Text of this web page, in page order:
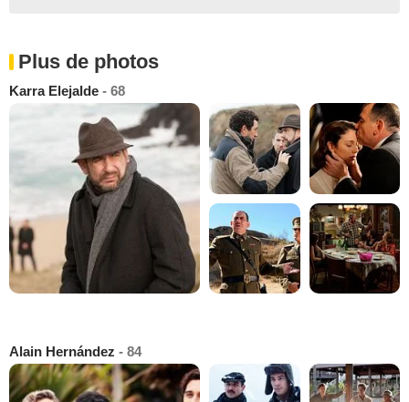
Plus de photos
Karra Elejalde - 68
Alain Hernández - 84